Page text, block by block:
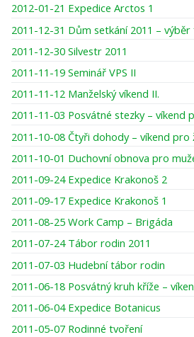
2012-01-21 Expedice Arctos 1
2011-12-31 Dům setkání 2011 –
2011-12-30 Silvestr 2011
2011-11-19 Seminář VPS II
2011-11-12 Manželský víkend II.
2011-11-03 Posvátné stezky – víkend
2011-10-08 Čtyři dohody – víkend pro
2011-10-01 Duchovní obnova pro
2011-09-24 Expedice Krakonoš 2
2011-09-17 Expedice Krakonoš 1
2011-08-25 Work Camp – Brigáda
2011-07-24 Tábor rodin 2011
2011-07-03 Hudební tábor rodin
2011-06-18 Posvátný kruh kříže –
2011-06-04 Expedice Botanicus
2011-05-07 Rodinné tvoření